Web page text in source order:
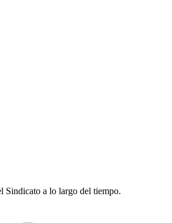
Sindicato a lo largo del tiempo.